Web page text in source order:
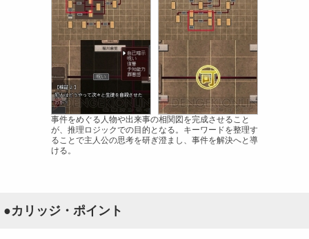
事件をめぐる人物や出来事の相関図を完成させること
が、推理ロジックでの目的となる。キーワードを整理す
ることで主人公の思考を研ぎ澄まし、事件を解決へと導
ける。
●カリッジ・ポイント